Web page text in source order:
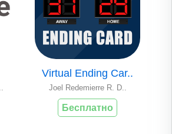
Virtual Ending Car..
Joel Redemierre R. D..
Бесплатно